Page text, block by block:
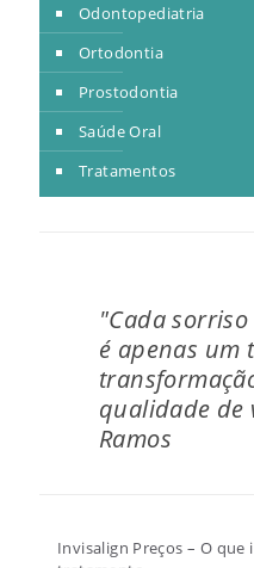
Odontopediatria
Ortodontia
Prostodontia
Saúde Oral
Tratamentos
"Cada
é apenas um
qualidade de
Ramos
Invisalign Preços – O